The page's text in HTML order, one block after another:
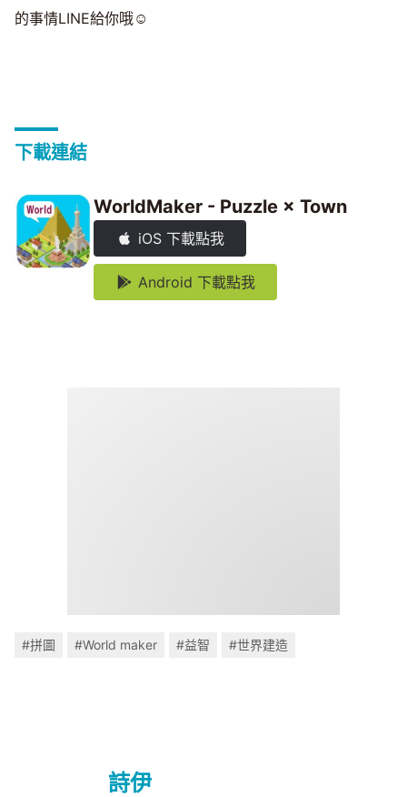
的事情LINE給你哦☺
下載連結
WorldMaker - Puzzle × Town
iOS 下載點我
Android 下載點我
#拼圖 #World maker #益智 #世界建造
詩伊